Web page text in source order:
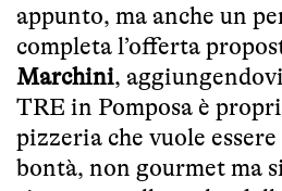
appunto, ma anche un
completa l’offerta
Marchini,
TRE in Pomposa è
pizzeria che vuole
bontà, non gourmet ma